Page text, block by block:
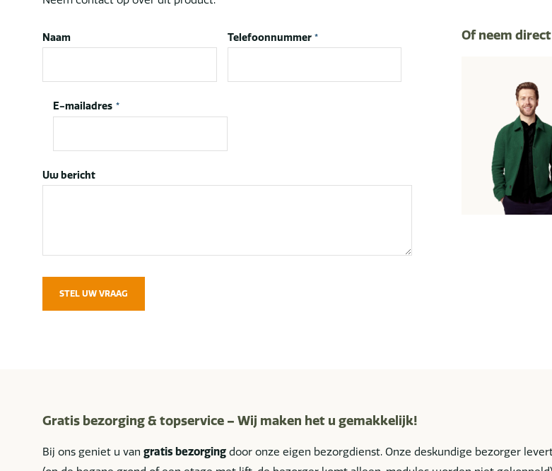
Naam Telefoonnummer *
E-mailadres *
Uw bericht
STEL UW VRAAG
Of neem
Gratis bezorging & topservice – Wij maken het u gemakkelijk!
Bij ons geniet u van gratis bezorging door onze eigen bezorgdienst. Onze deskundige bezorger